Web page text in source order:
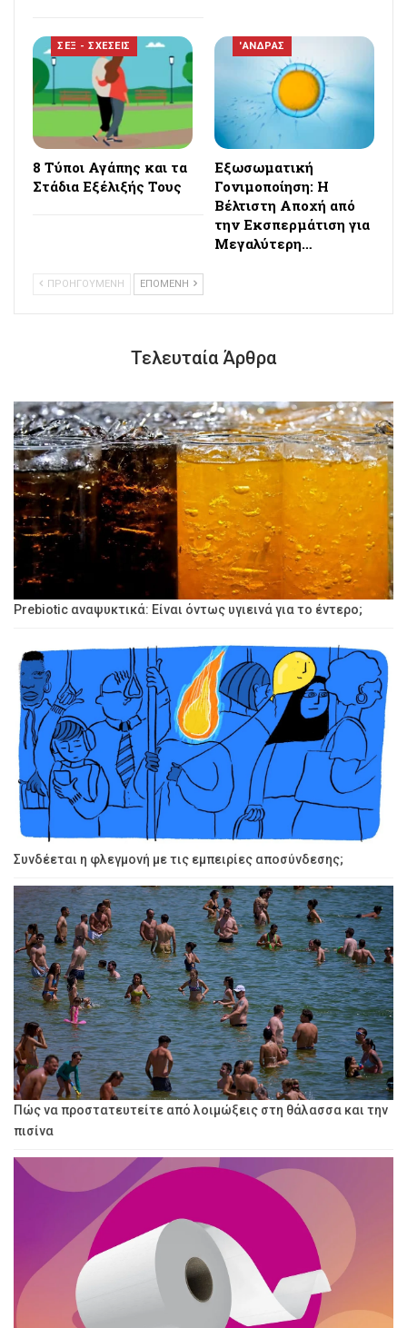
ΣΕΞ - ΣΧΕΣΕΙΣ
8 Τύποι Αγάπης και τα
Στάδια Εξέλιξής Τους
'ΑΝΔΡΑΣ
Εξωσωματική
Γονιμοποίηση: Η
Βέλτιστη Αποχή από
την Εκσπερμάτιση για
Μεγαλύτερη…
ΠΡΟΗΓΟΥΜΕΝΗ ΕΠΟΜΕΝΗ
Τελευταία Άρθρα
Prebiotic αναψυκτικά: Είναι όντως υγιεινά για το έντερο;
Συνδέεται η φλεγμονή με τις εμπειρίες αποσύνδεσης;
Πώς να προστατευτείτε από λοιμώξεις στη θάλασσα και την
πισίνα